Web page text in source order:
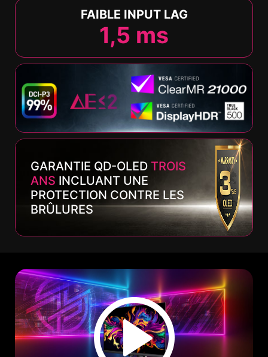
FAIBLE INPUT LAG
1,5 ms
GARANTIE QD-OLED TROIS
ANS INCLUANT UNE
PROTECTION CONTRE LES
BRÛLURES